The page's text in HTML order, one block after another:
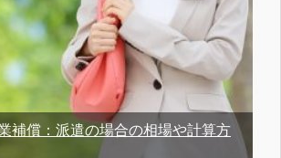
補償：派遣の場合の相場や計算方